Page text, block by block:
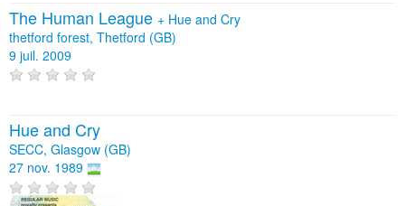
The Human League + Hue and Cry
thetford forest, Thetford (GB)
9 juil. 2009
Hue and Cry
SECC, Glasgow (GB)
27 nov. 1989